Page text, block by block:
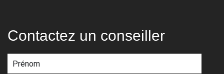
Contactez un conseiller